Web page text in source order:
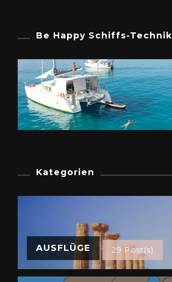
Be Happy Schiffs-Technik
Kategorien
AUSFLÜGE 29 Post(s)